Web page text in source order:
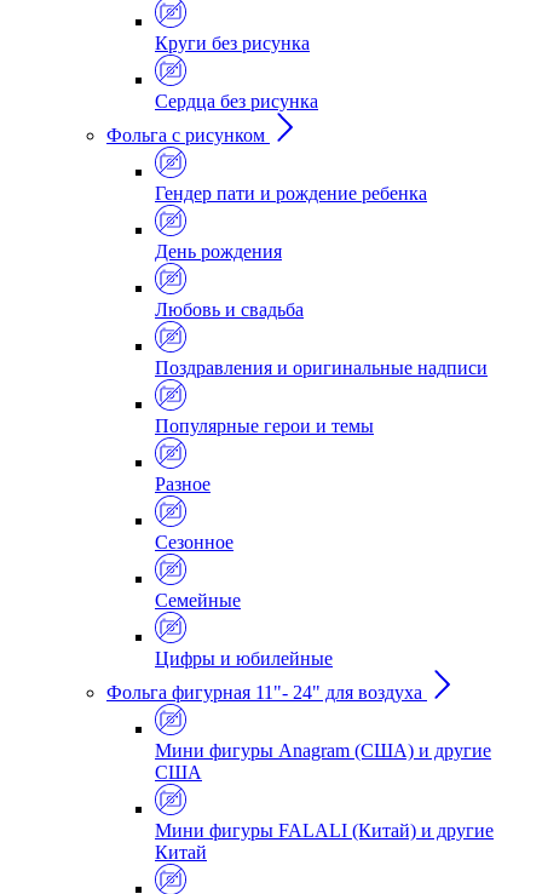
Круги без рисунка
Сердца без рисунка
Фольга с рисунком
Гендер пати и рождение ребенка
День рождения
Любовь и свадьба
Поздравления и оригинальные надписи
Популярные герои и темы
Разное
Сезонное
Семейные
Цифры и юбилейные
Фольга фигурная 11"- 24" для воздуха
Мини фигуры Anagram (США) и другие
США
Мини фигуры FALALI (Китай) и другие
Китай